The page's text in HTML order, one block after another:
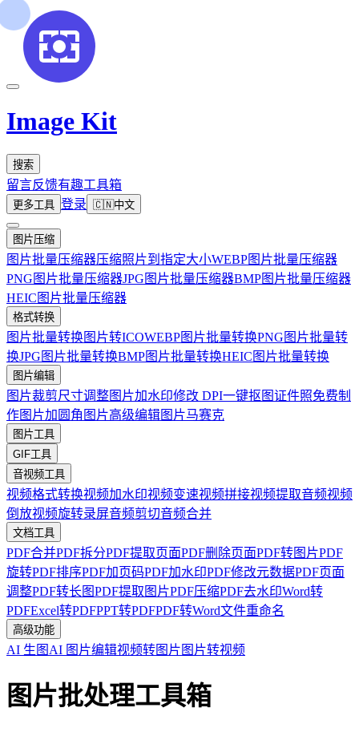
Image Kit
搜索
留言反馈有趣工具箱
更多工具 登录 🇨🇳中文
图片压缩
图片批量压缩器压缩照片到指定大小WEBP图片批量压缩器
PNG图片批量压缩器JPG图片批量压缩器BMP图片批量压缩器
HEIC图片批量压缩器
格式转换
图片批量转换图片转ICOWEBP图片批量转换PNG图片批量转
换JPG图片批量转换BMP图片批量转换HEIC图片批量转换
图片编辑
图片裁剪尺寸调整图片加水印修改 DPI一键抠图证件照免费制
作图片加圆角 图片高级编辑图片马赛克
图片工具
GIF工具
音视频工具
视频格式转换视频加水印视频变速视频拼接视频提取音频视频
倒放视频旋转录屏音频剪切音频合并
文档工具
PDF合并PDF拆分PDF提取页面PDF删除页面PDF转图片PDF
旋转PDF排序PDF加页码PDF加水印PDF修改元数据PDF页面
调整PDF转长图PDF提取图片PDF压缩PDF去水印Word转
PDFExcel转PDFPPT转PDFPDF转Word文件重命名
高级功能
AI 生图 AI 图片编辑视频转图片 图片转视频
图片批处理工具箱